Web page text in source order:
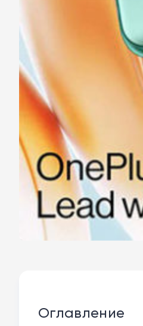
Оглавление